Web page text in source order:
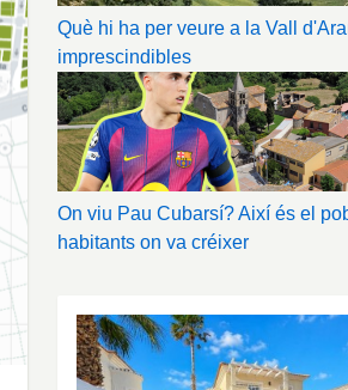
Què hi ha per veure a la Vall
imprescindibles
On viu Pau Cubarsí? Així és el
habitants on va créixer